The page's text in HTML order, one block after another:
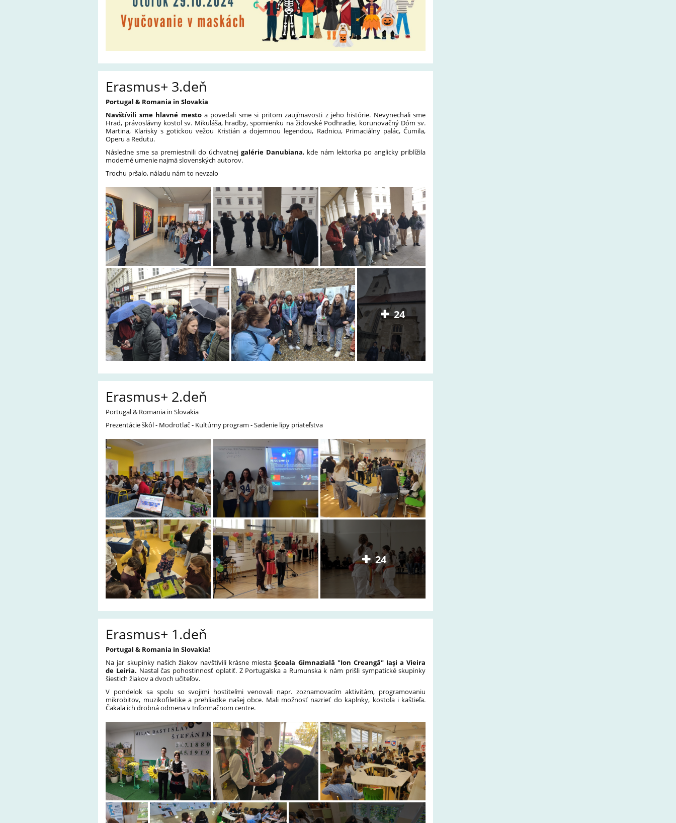
Erasmus+ 3.deň
Portugal & Romania in Slovakia
Navštívili sme hlavné mestoa povedali sme si pritom zaujímavosti z jeho histórie. Nevynechali sme
Hrad, právoslávny kostol sv. Mikuláša, hradby, spomienku na židovské Podhradie, korunovačný Dóm sv.
Martina, Klarisky s gotickou vežou Kristián a dojemnou legendou, Radnicu, Primaciálny palác, Čumila,
Operu a Redutu.
Následne sme sa premiestnili do úchvatnejgalérie Danubiana, kde nám lektorka po anglicky priblížila
moderné umenie najmä slovenských autorov.
Trochu pršalo, náladu nám to nevzalo
24
Erasmus+ 2.deň
Portugal & Romania in Slovakia
Prezentácie škôl - Modrotlač - Kultúrny program - Sadenie lipy priateľstva
24
Erasmus+ 1.deň
Portugal & Romania in Slovakia!
Na jar skupinky našich žiakov navštívili krásne miestaŞcoala Gimnazială "Ion Creangă" Iaşi a Vieira
de Leiria. Nastal čas pohostinnosť oplatiť. Z Portugalska a Rumunska k nám prišli sympatické skupinky
šiestich žiakov a dvoch učiteľov.
V pondelok sa spolu so svojimi hostiteľmi venovali napr. zoznamovacím aktivitám, programovaniu
mikrobitov, muzikofiletike a prehliadke našej obce. Mali možnosť nazrieť do kaplnky, kostola i kaštieľa.
Čakala ich drobná odmena v Informačnom centre.